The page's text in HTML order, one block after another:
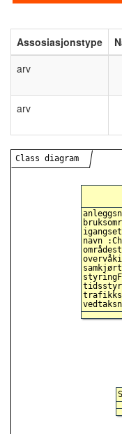
Assosiasjonstype
arv
arv